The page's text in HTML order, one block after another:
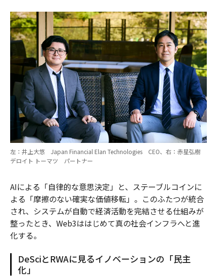
左：井上大悠 Japan Financial Elan Technologies CEO、右：赤星弘樹
デロイト トーマツ パートナー
AIによる「自律的な意思決定」と、ステーブルコインに
よる「摩擦のない確実な価値移転」。このふたつが統合
され、システムが自動で経済活動を完結させる仕組みが
整ったとき、Web3ははじめて真の社会インフラへと進
化する。
DeSciとRWAに見るイノベーションの「民主
化」